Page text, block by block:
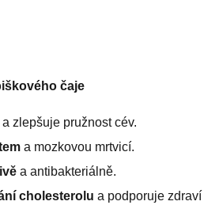
čaje
a zlepšuje pružnost cév.
a mozkovou mrtvicí.
a antibakteriálně.
cholesterolu a podporuje zdraví